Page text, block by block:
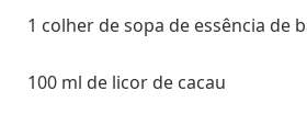
1 colher de sopa de essência de
100 ml de licor de cacau